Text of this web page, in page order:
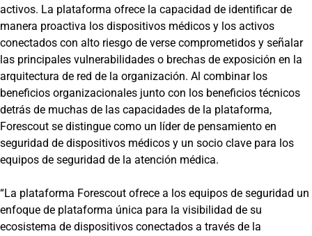
activos. La plataforma ofrece la capacidad de identificar de
manera proactiva los dispositivos médicos y los activos
conectados con alto riesgo de verse comprometidos y señalar
las principales vulnerabilidades o brechas de exposición en la
arquitectura de red de la organización. Al combinar los
beneficios organizacionales junto con los beneficios técnicos
detrás de muchas de las capacidades de la plataforma,
Forescout se distingue como un líder de pensamiento en
seguridad de dispositivos médicos y un socio clave para los
equipos de seguridad de la atención médica.
“La plataforma Forescout ofrece a los equipos de seguridad un
enfoque de plataforma única para la visibilidad de su
ecosistema de dispositivos conectados a través de la